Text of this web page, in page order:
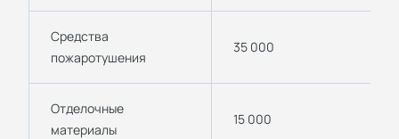
Средства
пожаротушения
35 000
Отделочные
материалы
15 000